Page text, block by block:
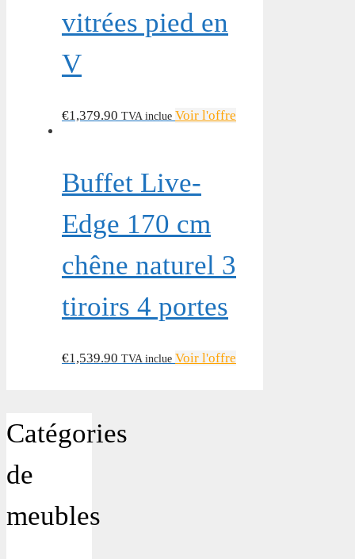
vitrées pied en
V
€1,379.90 TVA inclue Voir l'offre
Buffet Live-
Edge 170 cm
chêne naturel 3
tiroirs 4 portes
€1,539.90 TVA inclue Voir l'offre
Catégories
de
meubles